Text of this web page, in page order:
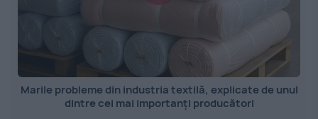
Marile probleme din industria textilă, explicate de unul
dintre cei mai importanți producători